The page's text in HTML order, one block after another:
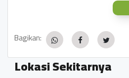
Bagikan:
Lokasi Sekitarnya